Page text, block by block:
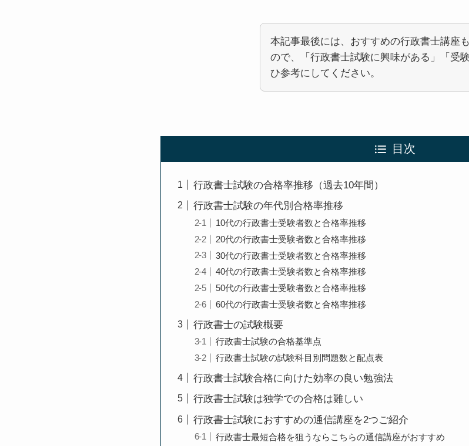
本記事最後には、おすすめの行政書士講座
ので、「行政書士試験に興味がある」「受
ひ参考にしてください。
目次
行政書士試験の合格率推移（過去10年間）
行政書士試験の年代別合格率推移
10代の行政書士受験者数と合格率推移
20代の行政書士受験者数と合格率推移
30代の行政書士受験者数と合格率推移
40代の行政書士受験者数と合格率推移
50代の行政書士受験者数と合格率推移
60代の行政書士受験者数と合格率推移
行政書士の試験概要
行政書士試験の合格基準点
行政書士試験の試験科目別問題数と配点表
行政書士試験合格に向けた効率の良い勉強法
行政書士試験は独学での合格は難しい
行政書士試験におすすめの通信講座を2つご紹介
行政書士最短合格を狙うならこちらの通信講座がおすすめ